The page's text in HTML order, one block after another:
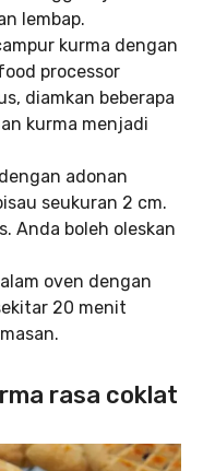
lembap.
kurma dengan
processor
diamkan beberapa
kurma menjadi
adonan
seukuran 2 cm.
Anda boleh oleskan
oven dengan
20 menit
rasa coklat